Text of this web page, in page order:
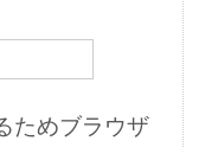
ためブラウザ